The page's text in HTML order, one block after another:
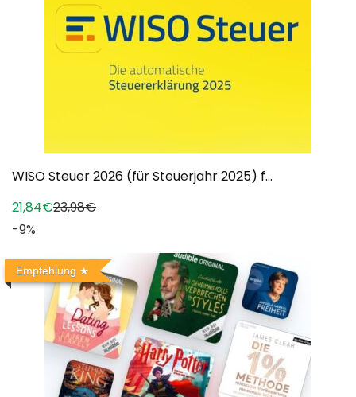
WISO Steuer 2026 (für Steuerjahr 2025) f...
21,84€23,98€
-9%
Empfehlung